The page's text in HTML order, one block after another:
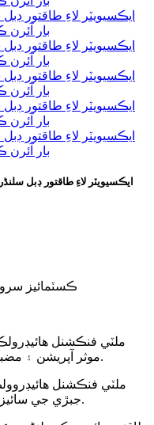
ايڪسيويٽر لاءِ طاقتور ڊبل
ڪسٽمائيز
ملٽي فنڪشنل
موثر آپريشن ۽ مضبوط ڪٽڻ واري قوت کي يقيني بڻائي ٿو.
ملٽي فنڪشنل
جبڙي جي سائيز ۽ خاص بليڊ ڊيزائن کي اختيار ڪري ٿو.